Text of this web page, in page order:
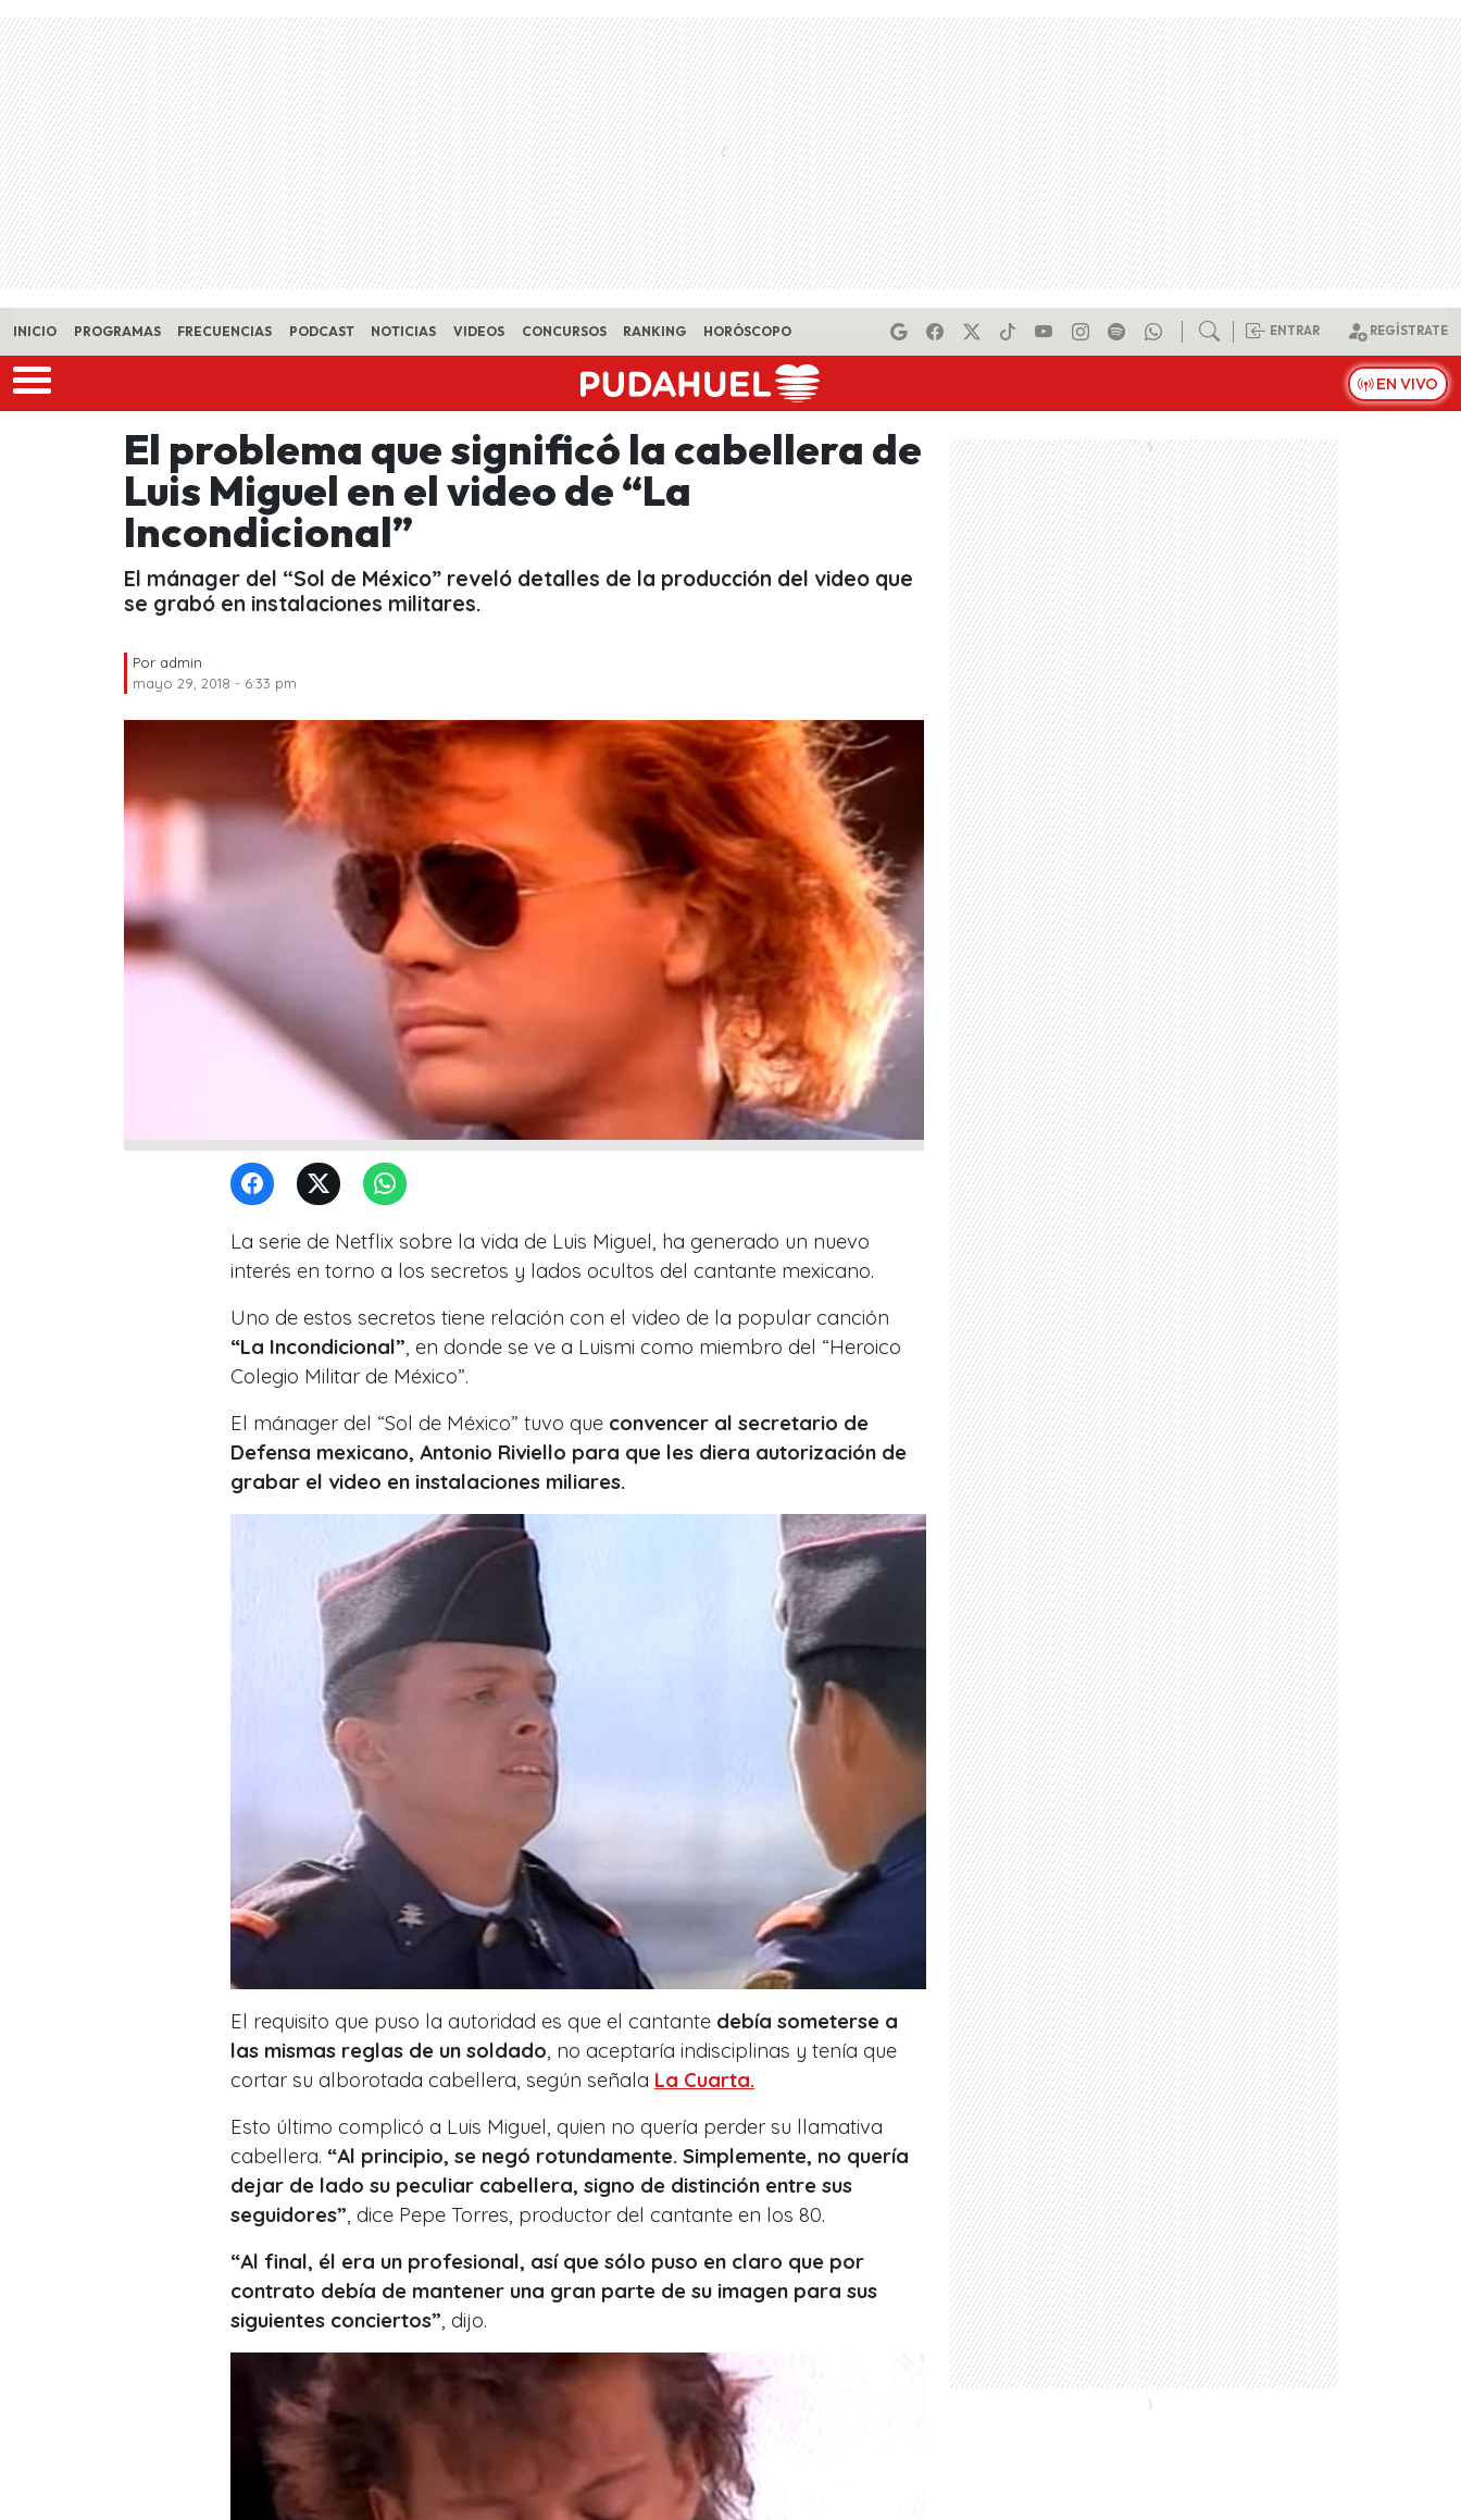
Skip to main content
INICIO PROGRAMAS FRECUENCIAS PODCAST NOTICIAS VIDEOS CONCURSOS RANKING HORÓSCOPO ENTRAR REGÍSTRATE
EN VIVO
El problema que significó la cabellera de
Luis Miguel en el video de “La
Incondicional”
El mánager del “Sol de México” reveló detalles de la producción del video que
se grabó en instalaciones militares.
Por admin
mayo 29, 2018 - 6:33 pm
La serie de Netflix sobre la vida de Luis Miguel, ha generado un nuevo
interés en torno a los secretos y lados ocultos del cantante mexicano.
Uno de estos secretos tiene relación con el video de la popular canción
“La Incondicional”, en donde se ve a Luismi como miembro del “Heroico
Colegio Militar de México”.
El mánager del “Sol de México” tuvo que convencer al secretario de
Defensa mexicano, Antonio Riviello para que les diera autorización de
grabar el video en instalaciones miliares.
El requisito que puso la autoridad es que el cantante debía someterse a
las mismas reglas de un soldado, no aceptaría indisciplinas y tenía que
cortar su alborotada cabellera, según señala La Cuarta.
Esto último complicó a Luis Miguel, quien no quería perder su llamativa
cabellera. “Al principio, se negó rotundamente. Simplemente, no quería
dejar de lado su peculiar cabellera, signo de distinción entre sus
seguidores”, dice Pepe Torres, productor del cantante en los 80.
“Al final, él era un profesional, así que sólo puso en claro que por
contrato debía de mantener una gran parte de su imagen para sus
siguientes conciertos”, dijo.